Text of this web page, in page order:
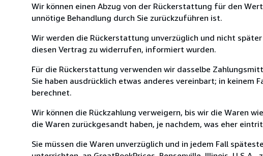
Wir können einen Abzug von der Rückerstattung für den
unnötige Behandlung durch Sie zurückzuführen ist.
Wir werden die Rückerstattung unverzüglich und nicht
diesen Vertrag zu widerrufen, informiert wurden.
Für die Rückerstattung verwenden wir dasselbe
Sie haben ausdrücklich etwas anderes vereinbart; in keinem
berechnet.
Wir können die Rückzahlung verweigern, bis wir die Waren
die Waren zurückgesandt haben, je nachdem, was eher
Sie müssen die Waren unverzüglich und in jedem Fall